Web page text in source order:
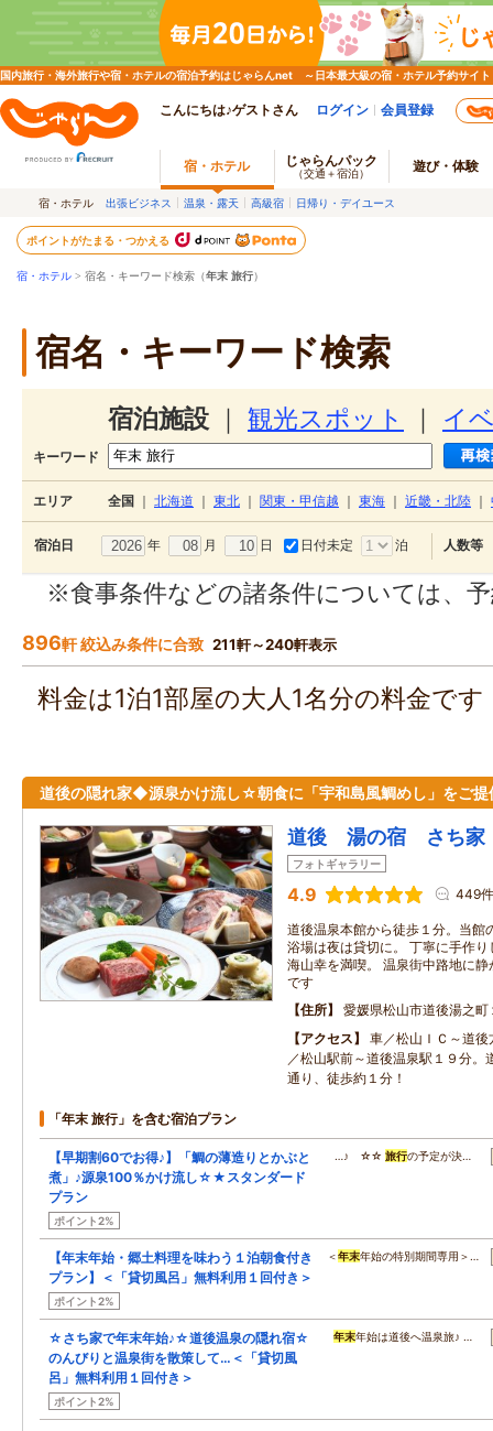
国内旅行・海外旅行や宿・ホテルの宿泊予約はじゃらんnet ～日本最大級の宿・ホテル予約サイト
こんにちは♪ゲストさん ログイン 会員登録
宿・ホテル じゃらんパック
（交通＋宿泊） 遊び・体験
宿・ホテル 出張ビジネス 温泉・露天 高級宿 日帰り・デイユース
ポイントがたまる・つかえる
宿・ホテル > 宿名・キーワード検索（年末 旅行）
宿名・キーワード検索
宿泊施設 観光スポット イ
キーワード
エリア 全国 北海道 東北 関東・甲信越 東海 近畿・北陸
宿泊日 年 月 日 日付未定 泊 人数等
※食事条件などの諸条件については、
896軒 絞込み条件に合致 211軒～240軒表示
料金は1泊1部屋の大人1名分の料金で
道後の隠れ家◆源泉かけ流し☆朝食に「宇和島風鯛めし」をご提
道後 湯の宿 さち家
フォトギャラリー
4.9 449件
道後温泉本館から徒歩１分。当館
浴場は夜は貸切に。 丁寧に手作
海山幸を満喫。 温泉街中路地に
です
住所
愛媛県松山市道後湯之町
アクセス
車／松山ＩＣ～道
／松山駅前～道後温泉駅１９分。
通り、徒歩約１分！
「年末 旅行」を含む宿泊プラン
【早期割60でお得♪】「鯛の薄造りとかぶと
煮」♪源泉100％かけ流し☆★スタンダード
プラン
ポイント2%
…♪ ☆☆ 旅行の予定が決…
【年末年始・郷土料理を味わう１泊朝食付き
プラン】＜「貸切風呂」無料利用１回付き＞
ポイント2%
＜年末年始の特別期間専用＞…
☆さち家で年末年始♪☆道後温泉の隠れ宿☆
のんびりと温泉街を散策して…＜「貸切風
呂」無料利用１回付き＞
ポイント2%
年末年始は道後へ温泉旅♪ …